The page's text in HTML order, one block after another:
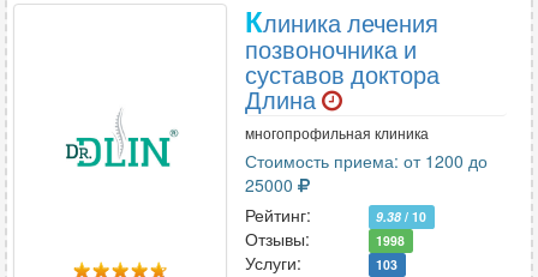
Клиника лечения
позвоночника и
суставов доктора
Длина
многопрофильная клиника
Стоимость приема: от 1200 до
25000
Рейтинг:
9.38 / 10
Отзывы: 1998
Услуги: 103